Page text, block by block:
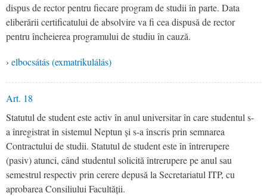
dispus de rector pentru fiecare program de studii în parte. Data
eliberării certificatului de absolvire va fi cea dispusă de rector
pentru încheierea programului de studiu în cauză.
› elbocsátás (exmatrikulálás)
Art. 18
Statutul de student este activ în anul universitar în care studentul s-
a înregistrat în sistemul Neptun și s-a înscris prin semnarea
Contractului de studii. Statutul de student este în întrerupere
(pasiv) atunci, când studentul solicită întrerupere pe anul sau
semestrul respectiv prin cerere depusă la Secretariatul ITP, cu
aprobarea Consiliului Facultății.